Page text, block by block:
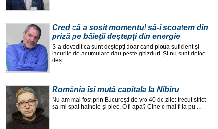
Cred că a sosit momentul să-i scoatem din
priză pe băieții deștepți din energie
S-a dovedit ca sunt deștepți doar cand ploua suficient și
lacurile de acumulare dau peste ghizduri. Și nu sunt deloc
deș ...
România își mută capitala la Nibiru
Nu am mai fost prin București de vro 40 de zile: trecut strict
sa-mi spal hainele și plec. O fi apa? Cine o mai fi la pu ...